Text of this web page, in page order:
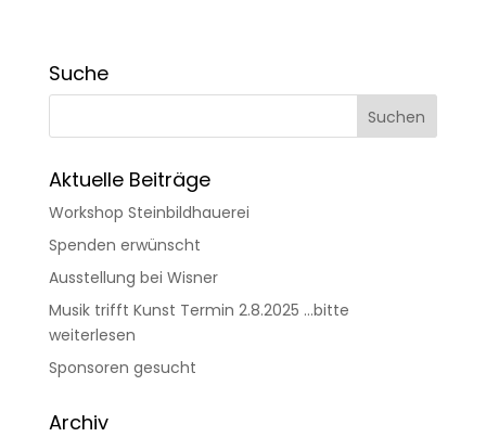
Suche
Aktuelle Beiträge
Workshop Steinbildhauerei
Spenden erwünscht
Ausstellung bei Wisner
Musik trifft Kunst Termin 2.8.2025 …bitte
weiterlesen
Sponsoren gesucht
Archiv